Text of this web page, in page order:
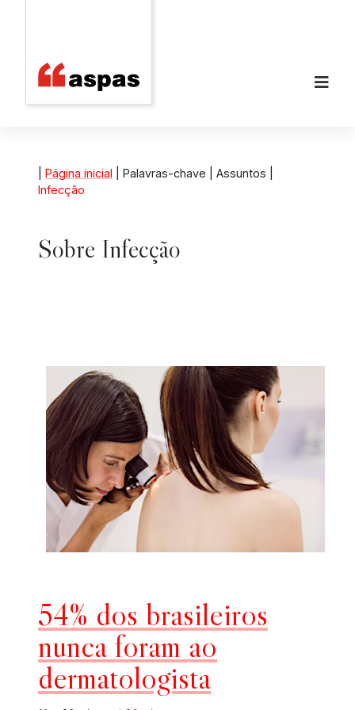
Página inicial | Palavras-chave | Assuntos |
Infecção
Sobre Infecção
54% dos brasileiros
nunca foram ao
dermatologista